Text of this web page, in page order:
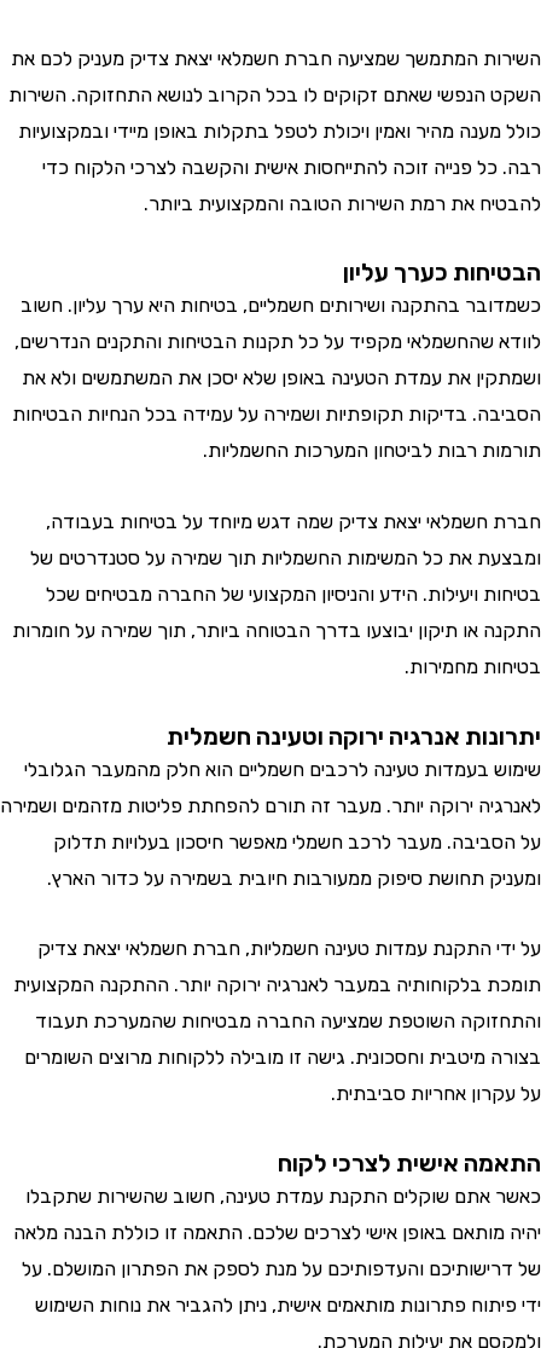
המתמשך שמציעה חברת חשמלאי יצאת צדיק מעניק לכם את
שאתם זקוקים לו בכל הקרוב לנושא התחזוקה. השירות
מהיר ואמין ויכולת לטפל בתקלות באופן מיידי ובמקצועיות
פנייה זוכה להתייחסות אישית והקשבה לצרכי הלקוח כדי
את רמת השירות הטובה והמקצועית ביותר.
כערך עליון
בהתקנה ושירותים חשמליים, בטיחות היא ערך עליון. חשוב
שהחשמלאי מקפיד על כל תקנות הבטיחות והתקנים הנדרשים,
את עמדת הטעינה באופן שלא יסכן את המשתמשים ולא את
בדיקות תקופתיות ושמירה על עמידה בכל הנחיות הבטיחות
רבות לביטחון המערכות החשמליות.
יצאת צדיק שמה דגש מיוחד על בטיחות בעבודה,
את כל המשימות החשמליות תוך שמירה על סטנדרטים של
ויעילות. הידע והניסיון המקצועי של החברה מבטיחים שכל
או תיקון יבוצעו בדרך הבטוחה ביותר, תוך שמירה על חומרות
מחמירות.
אנרגיה ירוקה וטעינה חשמלית
בעמדות טעינה לרכבים חשמליים הוא חלק מהמעבר הגלובלי
ירוקה יותר. מעבר זה תורם להפחתת פליטות מזהמים ושמירה
מעבר לרכב חשמלי מאפשר חיסכון בעלויות תדלוק
תחושת סיפוק ממעורבות חיובית בשמירה על כדור הארץ.
התקנת עמדות טעינה חשמליות, חברת חשמלאי יצאת צדיק
בלקוחותיה במעבר לאנרגיה ירוקה יותר. ההתקנה המקצועית
השוטפת שמציעה החברה מבטיחות שהמערכת תעבוד
מיטבית וחסכונית. גישה זו מובילה ללקוחות מרוצים השומרים
אחריות סביבתית.
אישית לצרכי לקוח
אתם שוקלים התקנת עמדת טעינה, חשוב שהשירות שתקבלו
באופן אישי לצרכים שלכם. התאמה זו כוללת הבנה מלאה
והעדפותיכם על מנת לספק את הפתרון המושלם. על
פתרונות מותאמים אישית, ניתן להגביר את נוחות השימוש
את יעילות המערכת.